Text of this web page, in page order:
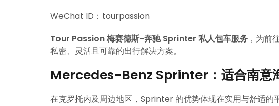
WeChat ID：tourpassion
Tour Passion 梅赛德斯-奔驰 Sprinter 私人包车服务 ，为前
私密、灵活且可靠的出行解决方案。
Mercedes-Benz Sprinter：适合南意
在克罗托内及周边地区，Sprinter 的优势体现在实用与舒适的